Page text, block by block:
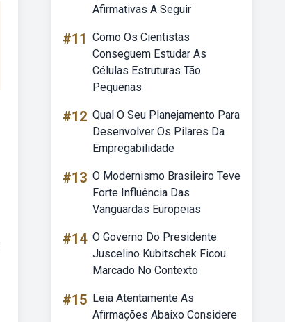
Afirmativas A Seguir
#11 Como Os Cientistas
Conseguem Estudar As
Células Estruturas Tão
Pequenas
#12 Qual O Seu Planejamento Para
Desenvolver Os Pilares Da
Empregabilidade
#13 O Modernismo Brasileiro Teve
Forte Influência Das
Vanguardas Europeias
#14 O Governo Do Presidente
Juscelino Kubitschek Ficou
Marcado No Contexto
#15 Leia Atentamente As
Afirmações Abaixo Considere